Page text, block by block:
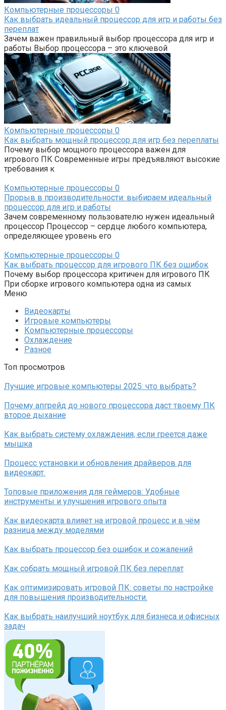
Компьютерные процессоры 0
Как выбрать идеальный процессор для игр и работы без
переплат
Зачем важен правильный выбор процессора для игр и
работы Выбор процессора – это ключевой
Компьютерные процессоры 0
Как выбрать мощный процессор для игр без переплаты
Почему выбор мощного процессора важен для
игрового ПК Современные игры предъявляют высокие
требования к
Компьютерные процессоры 0
Прорыв в производительности: выбираем идеальный
процессор для игр и работы
Зачем современному пользователю нужен идеальный
процессор Процессор – сердце любого компьютера,
определяющее уровень его
Компьютерные процессоры 0
Как выбрать процессор для игрового ПК без ошибок
Почему выбор процессора критичен для игрового ПК
При сборке игрового компьютера одна из самых
Меню
Видеокарты
Игровые компьютеры
Компьютерные процессоры
Охлаждение
Разное
Топ просмотров
Лучшие игровые компьютеры 2025: что выбрать?
Почему апгрейд до нового процессора даст твоему ПК
второе дыхание
Как выбрать систему охлаждения, если греется даже
мышка
Процесс установки и обновления драйверов для
видеокарт.
Топовые приложения для геймеров: Удобные
инструменты и улучшения игрового опыта
Как видеокарта влияет на игровой процесс и в чём
разница между моделями
Как выбрать процессор без ошибок и сожалений
Как собрать мощный игровой ПК без переплат
Как оптимизировать игровой ПК: советы по настройке
для повышения производительности.
Как выбрать наилучший ноутбук для бизнеса и офисных
задач